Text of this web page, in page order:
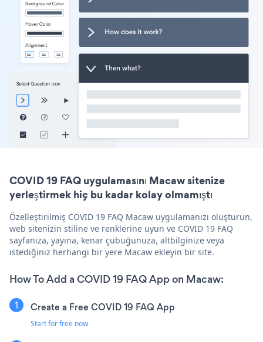
COVID 19 FAQ uygulamasını Macaw sitenize
yerleştirmek hiç bu kadar kolay olmamıştı
Özelleştirilmiş COVID 19 FAQ Macaw uygulamanızı oluşturun,
web sitenizin stiline ve renklerine uyun ve COVID 19 FAQ
sayfanıza, yayına, kenar çubuğunuza, altbilginize veya
istediğiniz herhangi bir yere Macaw ekleyin bir site.
How To Add a COVID 19 FAQ App on Macaw:
Create a Free COVID 19 FAQ App
Start for free now